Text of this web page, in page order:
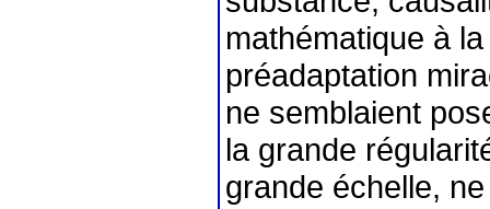
mathématique à
préadaptation
ne semblaient
la grande
grande échelle,